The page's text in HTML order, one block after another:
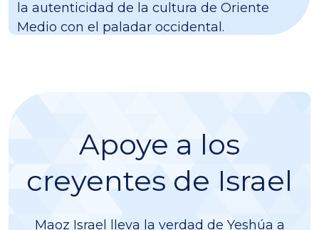
la autenticidad de la cultura de Oriente
Medio con el paladar occidental.
Apoye a los
creyentes de Israel
Maoz Israel lleva la verdad de Yeshúa a